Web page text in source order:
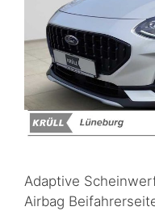
Adaptive
Airbag